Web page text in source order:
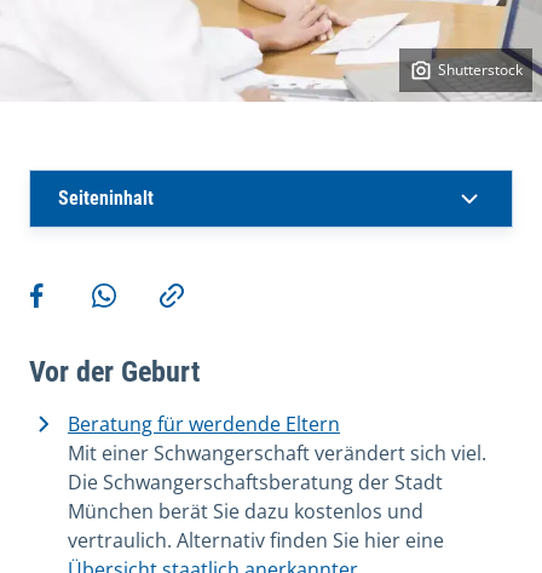
Shutterstock
Seiteninhalt
Weitere Aktionen
Teilen auf Facebook
Teilen via WhatsApp
Kopieren
Vor der Geburt
Beratung für werdende Eltern
Mit einer Schwangerschaft verändert sich viel.
Die Schwangerschaftsberatung der Stadt
München berät Sie dazu kostenlos und
vertraulich. Alternativ finden Sie hier eine